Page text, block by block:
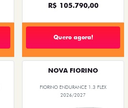
R$ 105.790,00
Quero agora!
NOVA FIORINO
FIORINO ENDURANCE 1.3 FLEX
2026/2027